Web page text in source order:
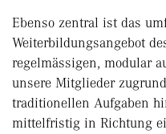
Ebenso zentral ist das
Weiterbildungsangebot
regelmässigen, modular
unsere Mitglieder
traditionellen Aufgaben
mittelfristig in Richtung